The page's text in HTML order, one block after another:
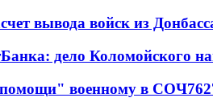
вывода войск из
дело Коломойского
военному в СОЧ